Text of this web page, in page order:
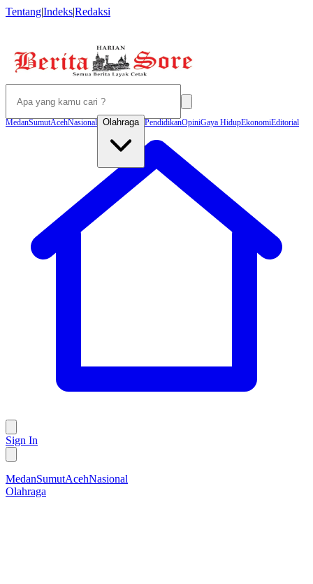
Tentang|Indeks|Redaksi
MedanSumutAcehNasional Olahraga PendidikanOpiniGaya HidupEkonomiEditorial
Sign In
MedanSumutAcehNasional
Olahraga